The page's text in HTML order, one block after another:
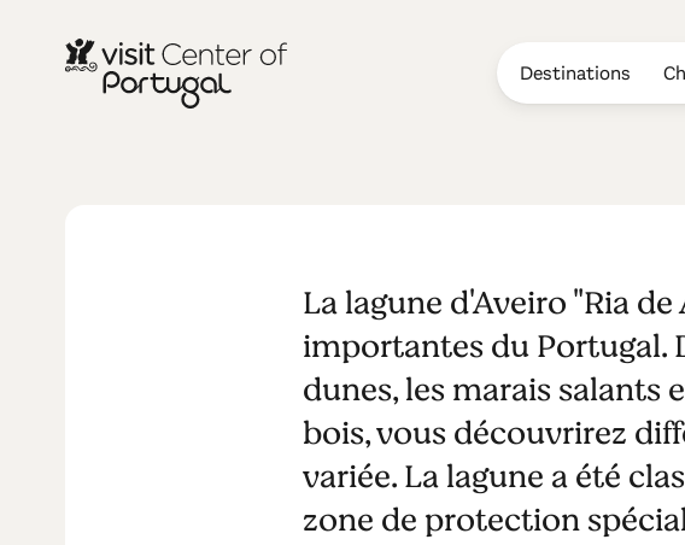
Destinations
Lagune d'Aveiro
La lagune d'Aveiro "Ria
importantes du Portugal.
dunes, les marais salants
bois, vous découvrirez
variée. La lagune a été
zone de protection